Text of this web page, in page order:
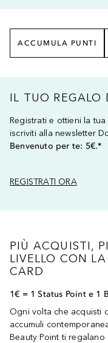
ACCUMULA PUNTI
IL TUO REGALO
Registrati e ottieni la
iscriviti alla newsletter
Benvenuto per te: 5€.*
REGISTRATI ORA
PIÙ ACQUISTI,
LIVELLO CON
CARD
1€ = 1 Status Point e 1
Ogni volta che acquisti
accumuli
Beauty Point ti regalano